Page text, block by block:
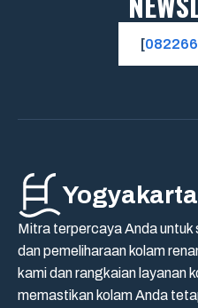
[
Mitra terpercaya Anda untuk
dan pemeliharaan kolam
kami dan rangkaian layanan
memastikan kolam Anda